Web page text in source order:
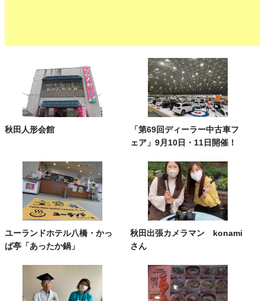
秋田人形会館
「第69回ディーラー中古車フ
ェア」9月10日・11日開催！
ユーランドホテル八橋・かっ
ぱ亭「あったか鍋」
秋田出張カメラマン konami
さん